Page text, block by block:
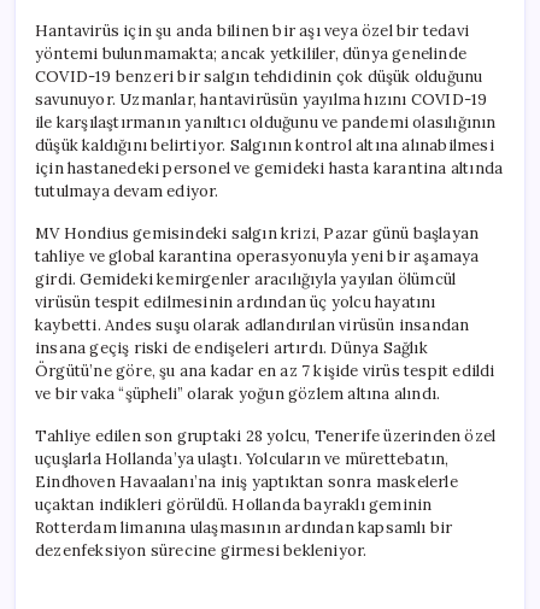
Hantavirüs için şu anda bilinen bir aşı veya özel bir tedavi
yöntemi bulunmamakta; ancak yetkililer, dünya genelinde
COVID-19 benzeri bir salgın tehdidinin çok düşük olduğunu
savunuyor. Uzmanlar, hantavirüsün yayılma hızını COVID-19
ile karşılaştırmanın yanıltıcı olduğunu ve pandemi olasılığının
düşük kaldığını belirtiyor. Salgının kontrol altına alınabilmesi
için hastanedeki personel ve gemideki hasta karantina altında
tutulmaya devam ediyor.
MV Hondius gemisindeki salgın krizi, Pazar günü başlayan
tahliye ve global karantina operasyonuyla yeni bir aşamaya
girdi. Gemideki kemirgenler aracılığıyla yayılan ölümcül
virüsün tespit edilmesinin ardından üç yolcu hayatını
kaybetti. Andes suşu olarak adlandırılan virüsün insandan
insana geçiş riski de endişeleri artırdı. Dünya Sağlık
Örgütü’ne göre, şu ana kadar en az 7 kişide virüs tespit edildi
ve bir vaka “şüpheli” olarak yoğun gözlem altına alındı.
Tahliye edilen son gruptaki 28 yolcu, Tenerife üzerinden özel
uçuşlarla Hollanda’ya ulaştı. Yolcuların ve mürettebatın,
Eindhoven Havaalanı’na iniş yaptıktan sonra maskelerle
uçaktan indikleri görüldü. Hollanda bayraklı geminin
Rotterdam limanına ulaşmasının ardından kapsamlı bir
dezenfeksiyon sürecine girmesi bekleniyor.